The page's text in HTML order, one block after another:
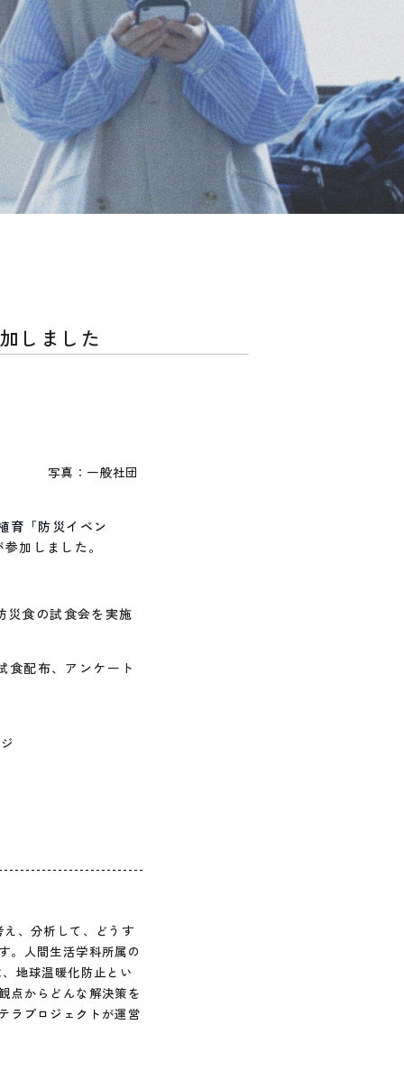
しました
写真：一般社団
育「防災イベン
加しました。
災食の試食会を実施
食配布、アンケート
、分析して、どうす
。人間生活学科所属の
地球温暖化防止とい
点からどんな解決策を
ラプロジェクト が運営